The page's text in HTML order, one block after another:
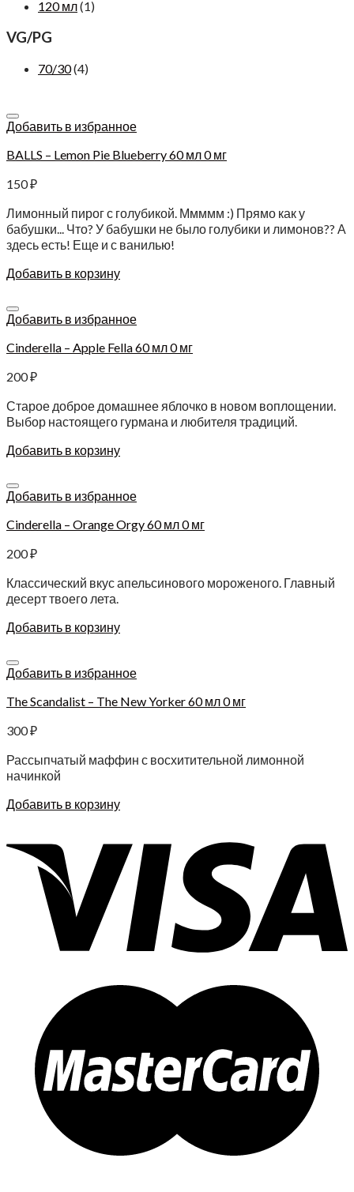
120 мл(1)
VG/PG
70/30(4)
Добавить в избранное
BALLS – Lemon Pie Blueberry 60 мл 0 мг
150₽
Лимонный пирог с голубикой. Ммммм :) Прямо как у
бабушки... Что? У бабушки не было голубики и лимонов?? А
здесь есть! Еще и с ванилью!
Добавить в корзину
Добавить в избранное
Cinderella – Apple Fella 60 мл 0 мг
200₽
Старое доброе домашнее яблочко в новом воплощении.
Выбор настоящего гурмана и любителя традиций.
Добавить в корзину
Добавить в избранное
Cinderella – Orange Orgy 60 мл 0 мг
200₽
Классический вкус апельсинового мороженого. Главный
десерт твоего лета.
Добавить в корзину
Добавить в избранное
The Scandalist – The New Yorker 60 мл 0 мг
300₽
Рассыпчатый маффин с восхитительной лимонной
начинкой
Добавить в корзину